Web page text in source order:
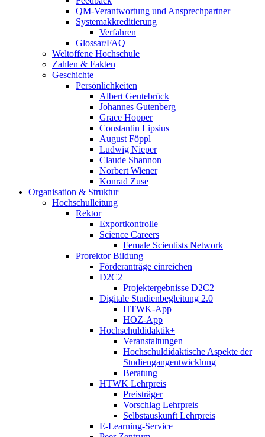
QM-Verantwortung und Ansprechpartner
Systemakkreditierung
Verfahren
Glossar/FAQ
Weltoffene Hochschule
Zahlen & Fakten
Geschichte
Persönlichkeiten
Albert Geutebrück
Johannes Gutenberg
Grace Hopper
Constantin Lipsius
August Föppl
Ludwig Nieper
Claude Shannon
Norbert Wiener
Konrad Zuse
Organisation & Struktur
Hochschulleitung
Rektor
Exportkontrolle
Science Careers
Female Scientists Network
Prorektor Bildung
Förderanträge einreichen
D2C2
Projektergebnisse D2C2
Digitale Studienbegleitung 2.0
HTWK-App
HOZ-App
Hochschuldidaktik+
Veranstaltungen
Hochschuldidaktische Aspekte der
Studiengangentwicklung
Beratung
HTWK Lehrpreis
Preisträger
Vorschlag Lehrpreis
Selbstauskunft Lehrpreis
E-Learning-Service